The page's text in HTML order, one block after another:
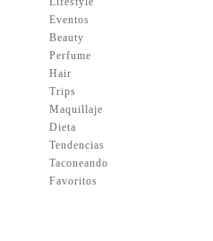
Eventos
Beauty
Perfume
Hair
Trips
Maquillaje
Dieta
Tendencias
Taconeando
Favoritos